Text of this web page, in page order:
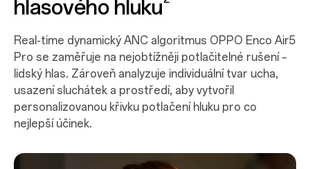
hlasového hluku
Real-time dynamický ANC algoritmus OPPO Enco Air5
Pro se zaměřuje na nejobtížněji potlačitelné rušení –
lidský hlas. Zároveň analyzuje individuální tvar ucha,
usazení sluchátek a prostředí, aby vytvořil
personalizovanou křivku potlačení hluku pro co
nejlepší účinek.